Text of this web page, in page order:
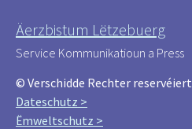
Äerzbistum Lëtzebuerg
Service Kommunikatioun a Press
© Verschidde Rechter reservéiert
Dateschutz >
Ëmweltschutz >